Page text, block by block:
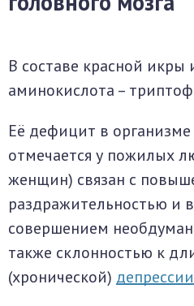
В составе красной икры
аминокислота –
Её дефицит в
отмечается у пожилых
женщин) связан с
раздражительностью и
совершением
также склонностью к
(хронической) депрессии